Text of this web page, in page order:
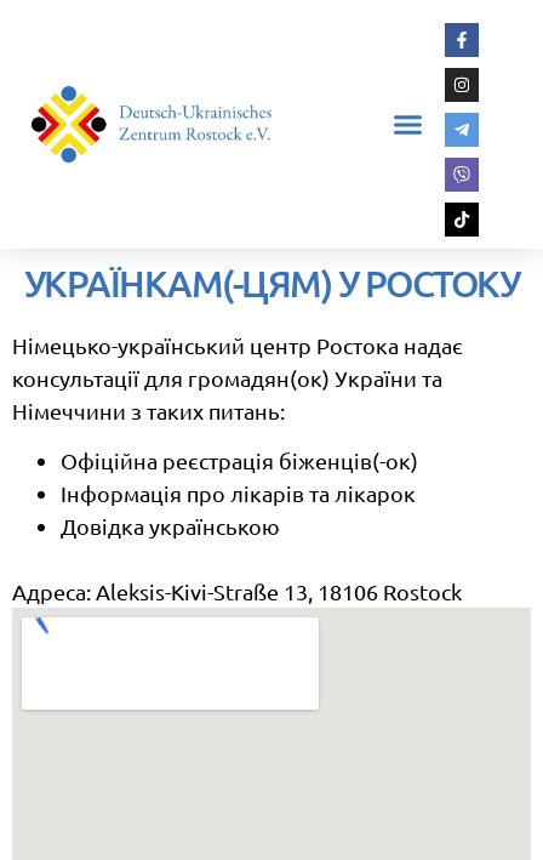
УКРАЇНКАМ(-ЦЯМ) У РОСТОКУ
Німецько-український центр Ростока надає
консультації для громадян(ок) України та
Німеччини з таких питань:
Офіційна реєстрація біженців(-ок)
Інформація про лікарів та лікарок
Довідка українською
Адреса: Aleksis-Kivi-Straße 13, 18106 Rostock